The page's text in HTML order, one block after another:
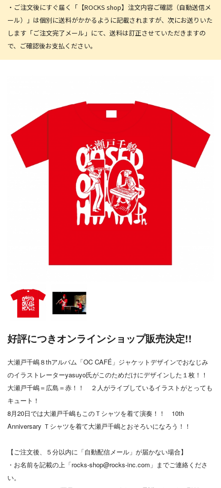
・ご注文後にすぐ届く「【ROCKS shop】注文内容ご確認（自動送信メ
ール）」は個別に送料がかかるように記載されますが、次にお送りいた
します「ご注文完了メール」にて、送料は訂正させていただきますの
で、ご確認後お支払ください。
好評につきオンラインショップ販売決定!!
大瀬戸千嶋８thアルバム「OC CAFÉ」ジャケットデザインでおなじみ
のイラストレーターyasuyo氏がこのためだけにデザインした１枚！！
大瀬戸千嶋＝広島＝赤！！ ２人がライブしているイラストがとっても
キュート！
8月20日では大瀬戸千嶋もこのＴシャツを着て演奏！！ 10th
Anniversary Ｔシャツを着て大瀬戸千嶋とおそろいになろう！！
【ご注文後、５分以内に「自動配信メール」が届かない場合】
・お名前を記載の上「rocks-shop@rocks-inc.com」までご連絡くださ
い。